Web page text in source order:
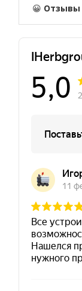
😀 Отзывы